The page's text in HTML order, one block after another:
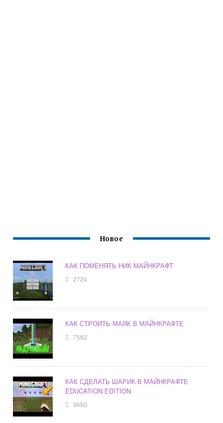
Новое
КАК ПОМЕНЯТЬ НИК МАЙНКРАФТ
2724
КАК СТРОИТЬ МАЯК В МАЙНКРАФТЕ
7582
КАК СДЕЛАТЬ ШАРИК В МАЙНКРАФТЕ
EDUCATION EDITION
9650